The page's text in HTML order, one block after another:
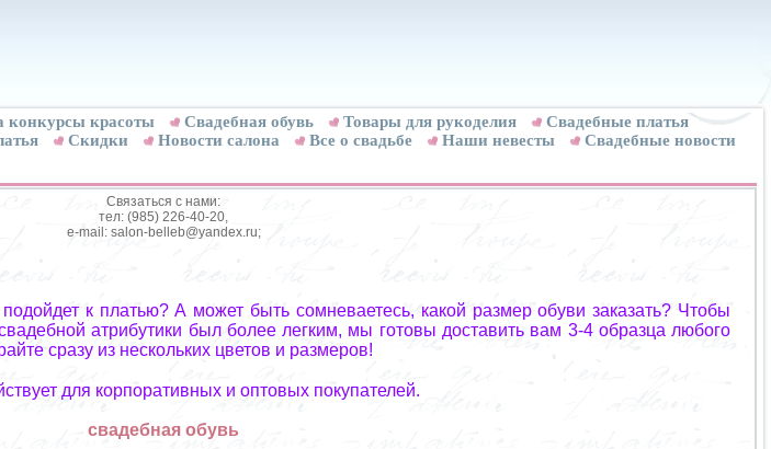
конкурсы красоты Свадебная обувь Товары для рукоделия
Cвадебные платья
Скидки Новости салона Все о свадьбе Наши невесты
Свадебные новости
Связаться с нами:
тел: (985) 226-40-20,
e-mail: salon-belleb@yandex.ru;
к платью? А может быть сомневаетесь, какой размер обуви заказать? Чтобы
атрибутики был более легким, мы готовы доставить вам 3-4 образца любого
сразу из нескольких цветов и размеров!
для корпоративных и оптовых покупателей.
свадебная обувь